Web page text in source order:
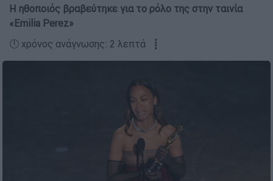
Η ηθοποιός βραβεύτηκε για το ρόλο της στην ταινία
«Emilia Perez»
🕛 χρόνος ανάγνωσης: 2 λεπτά ┋